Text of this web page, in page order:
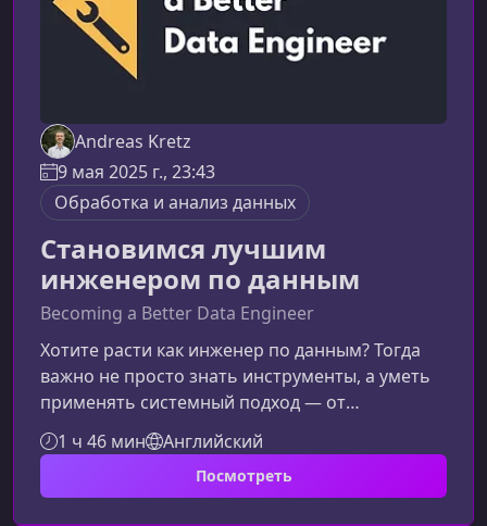
Andreas Kretz
9 мая 2025 г., 23:43
Обработка и анализ данных
Становимся лучшим
инженером по данным
Becoming a Better Data Engineer
Хотите расти как инженер по данным? Тогда
важно не просто знать инструменты, а уметь
применять системный подход — от
планирования архитектуры до стабильной
поддержки пайплайнов.Зачем инженеру по
данным система, а не хаосРабота с данными
1 ч 46 мин Английский
Посмотреть